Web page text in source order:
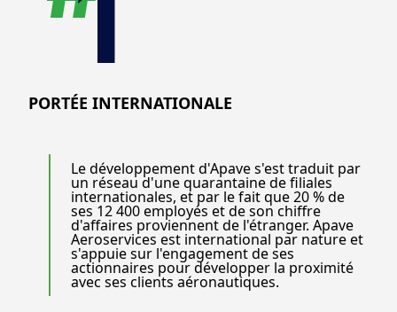
PORTÉE INTERNATIONALE
Le développement d'Apave s'est traduit par
un réseau d'une quarantaine de filiales
internationales, et par le fait que 20 % de
ses 12 400 employés et de son chiffre
d'affaires proviennent de l'étranger. Apave
Aeroservices est international par nature et
s'appuie sur l'engagement de ses
actionnaires pour développer la proximité
avec ses clients aéronautiques.